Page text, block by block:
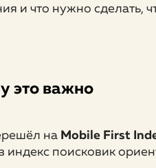
и что нужно сделать,
это важно
на Mobile First
поисковик